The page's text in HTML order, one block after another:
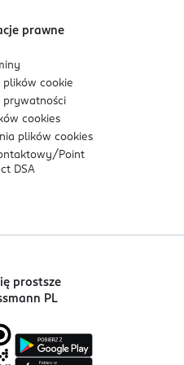
prawne
plikówcookie
prywatności
cookies
plikówcookies
Point
DSA
prostsze
PL